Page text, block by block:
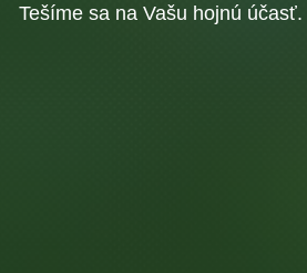
Tešíme sa na Vašu hojnú účasť.